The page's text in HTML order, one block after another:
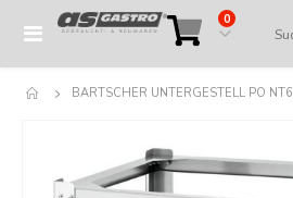
Navigation
Cart
0Artikel
BARTSCHER UNTERGESTELL PO NT6